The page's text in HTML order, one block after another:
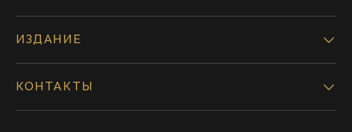
ИЗДАНИЕ
КОНТАКТЫ